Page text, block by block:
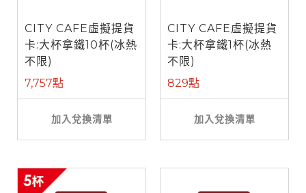
CITY CAFE虛擬提貨
卡:大杯拿鐵10杯(冰熱
不限)
7,757點
加入兌換清單
CITY CAFE虛擬提貨
卡:大杯拿鐵1杯(冰熱
不限)
829點
加入兌換清單